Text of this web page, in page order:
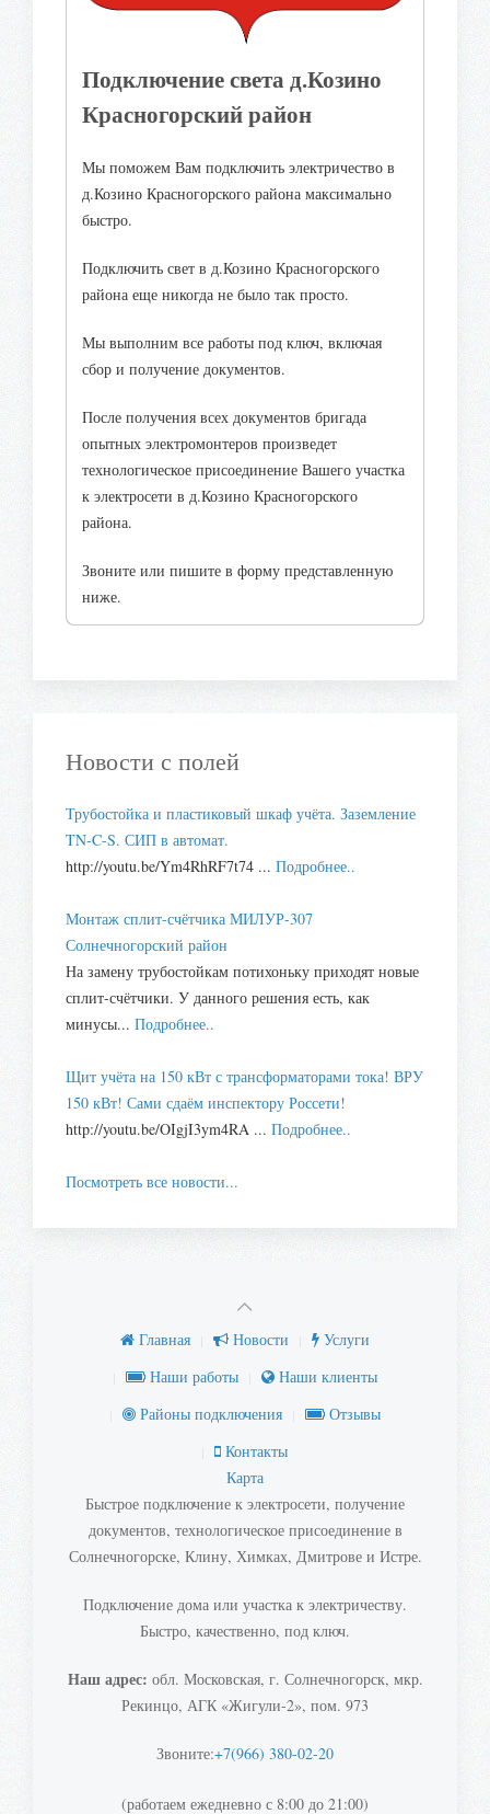
Подключение света д.Козино
Красногорский район
Мы поможем Вам подключить электричество в
д.Козино Красногорского района максимально
быстро.
Подключить свет в д.Козино Красногорского
района еще никогда не было так просто.
Мы выполним все работы под ключ, включая
сбор и получение документов.
После получения всех документов бригада
опытных электромонтеров произведет
технологическое присоединение Вашего участка
к электросети в д.Козино Красногорского
района.
Звоните или пишите в форму представленную
ниже.
Новости с полей
Трубостойка и пластиковый шкаф учёта. Заземление
TN-C-S. СИП в автомат.
http://youtu.be/Ym4RhRF7t74 ... Подробнее..
Монтаж сплит-счётчика МИЛУР-307
Солнечногорский район
На замену трубостойкам потихоньку приходят новые
сплит-счётчики. У данного решения есть, как
минусы... Подробнее..
Щит учёта на 150 кВт с трансформаторами тока! ВРУ
150 кВт! Сами сдаём инспектору Россети!
http://youtu.be/OIgjI3ym4RA ... Подробнее..
Посмотреть все новости...
Главная Новости
Услуги
Наши работы
Наши клиенты
Районы подключения
Отзывы
Контакты
Карта
Быстрое подключение к электросети, получение
документов, технологическое присоединение в
Солнечногорске, Клину, Химках, Дмитрове и Истре.
Подключение дома или участка к электричеству.
Быстро, качественно, под ключ.
Наш адрес: обл. Московская, г. Солнечногорск, мкр.
Рекинцо, АГК «Жигули-2», пом. 973
Звоните:+7(966) 380-02-20
(работаем ежедневно с 8:00 до 21:00)